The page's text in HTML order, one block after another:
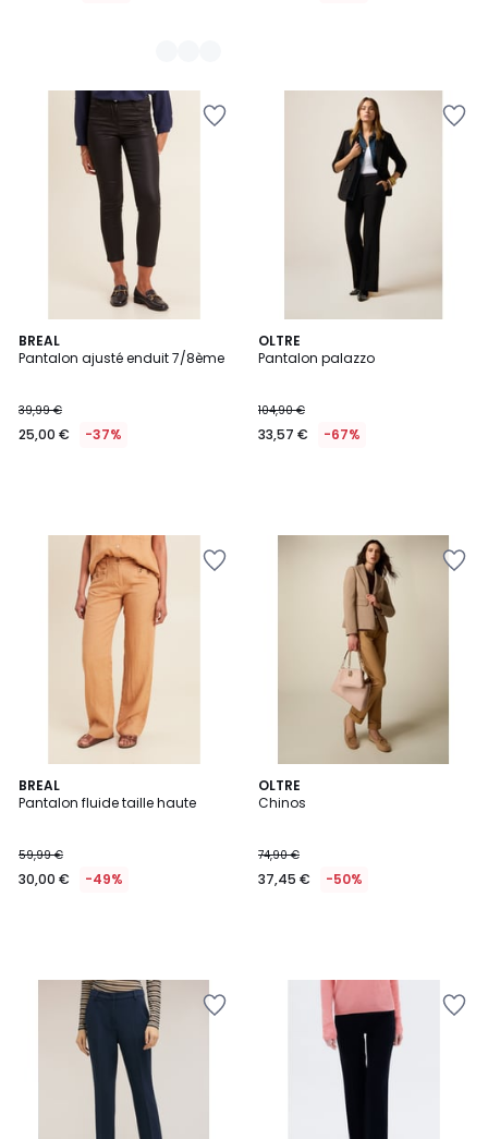
BREAL
Pantalon ajusté enduit 7/8ème
39,99 €
25,00 € -37%
OLTRE
Pantalon palazzo
104,90 €
33,57 € -67%
BREAL
Pantalon fluide taille haute
59,99 €
30,00 € -49%
OLTRE
Chinos
74,90 €
37,45 € -50%